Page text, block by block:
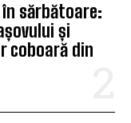
sărbătoare:
și
coboară din